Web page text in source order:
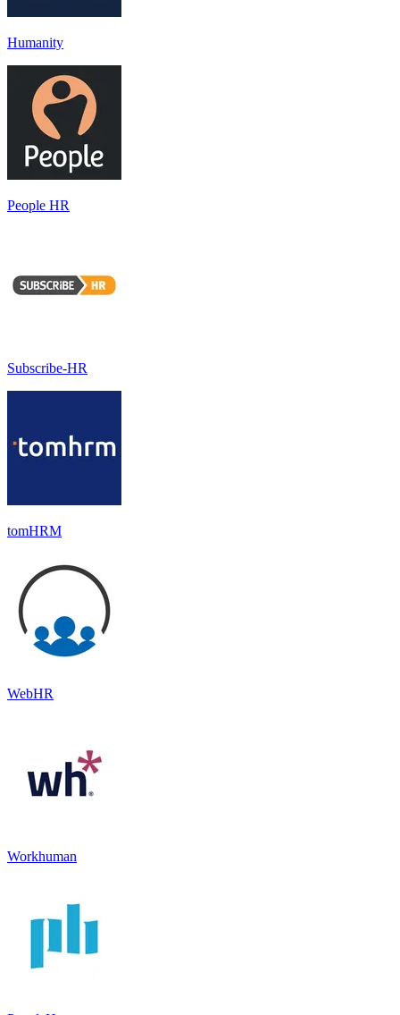
Humanity
People HR
Subscribe-HR
tomHRM
WebHR
Workhuman